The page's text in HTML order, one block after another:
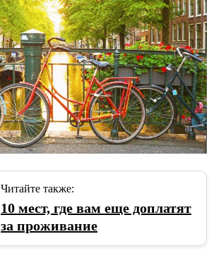
Читайте также:
10 мест, где вам еще доплатят
за проживание